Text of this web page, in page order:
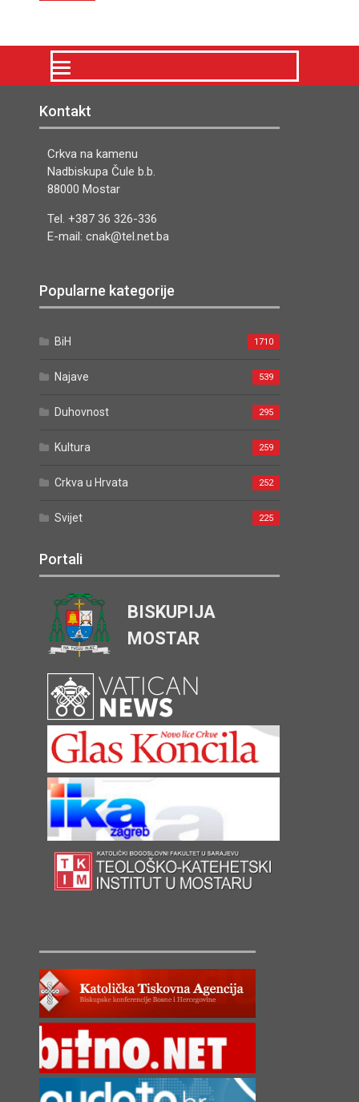
Kontakt
Crkva na kamenu
Nadbiskupa Čule b.b.
88000 Mostar
Tel. +387 36 326-336
E-mail: cnak@tel.net.ba
Popularne kategorije
BiH 1710
Najave 539
Duhovnost 295
Kultura 259
Crkva u Hrvata 252
Svijet 225
Portali
BISKUPIJA
MOSTAR